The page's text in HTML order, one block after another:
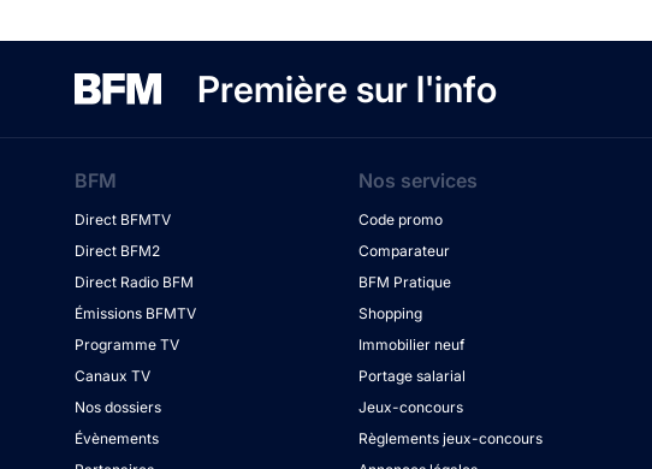
Première sur l'info
BFM
Direct BFMTV
Direct BFM2
Direct Radio BFM
Émissions BFMTV
Programme TV
Canaux TV
Nos dossiers
Évènements
Nos services
Code promo
Comparateur
BFM Pratique
Shopping
Immobilier neuf
Portage salarial
Jeux-concours
Règlements jeux-concours